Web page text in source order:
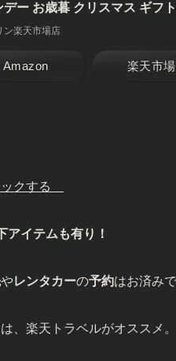
デー お歳暮 クリスマス ギフ
ン楽天市場店
Amazon 楽天市場
ックする
アイテムも有り！
やレンタカーの予約はお済み
、楽天トラベルがオススメ。